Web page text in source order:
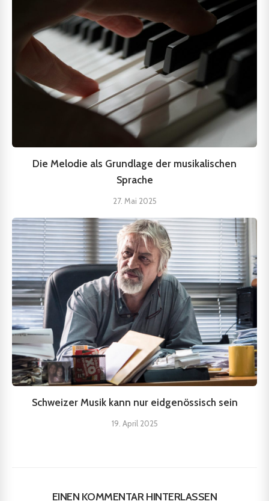
Die Melodie als Grundlage der musikalischen
Sprache
27. Mai 2025
Schweizer Musik kann nur eidgenössisch sein
19. April 2025
EINEN KOMMENTAR HINTERLASSEN